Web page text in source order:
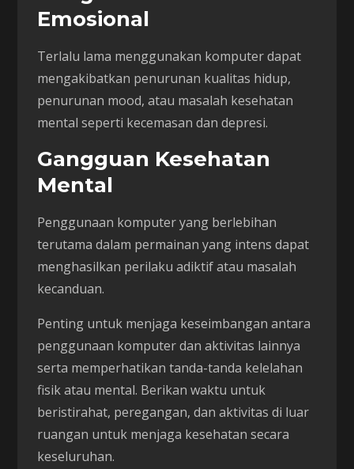
Emosional
Terlalu lama menggunakan komputer dapat
mengakibatkan penurunan kualitas hidup,
penurunan mood, atau masalah kesehatan
mental seperti kecemasan dan depresi.
Gangguan Kesehatan
Mental
Penggunaan komputer yang berlebihan
terutama dalam permainan yang intens dapat
menghasilkan perilaku adiktif atau masalah
kecanduan.
Penting untuk menjaga keseimbangan antara
penggunaan komputer dan aktivitas lainnya
serta memperhatikan tanda-tanda kelelahan
fisik atau mental. Berikan waktu untuk
beristirahat, peregangan, dan aktivitas di luar
ruangan untuk menjaga kesehatan secara
keseluruhan.